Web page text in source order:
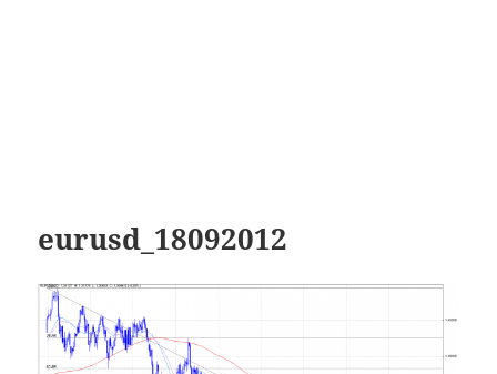
eurusd_18092012